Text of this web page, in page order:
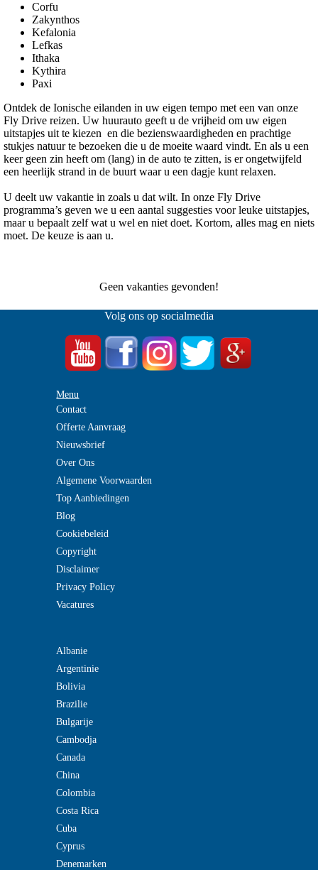
Corfu
Zakynthos
Kefalonia
Lefkas
Ithaka
Kythira
Paxi
Ontdek de Ionische eilanden in uw eigen tempo met een van onze
Fly Drive reizen. Uw huurauto geeft u de vrijheid om uw eigen
uitstapjes uit te kiezen en die bezienswaardigheden en prachtige
stukjes natuur te bezoeken die u de moeite waard vindt. En als u een
keer geen zin heeft om (lang) in de auto te zitten, is er ongetwijfeld
een heerlijk strand in de buurt waar u een dagje kunt relaxen.
U deelt uw vakantie in zoals u dat wilt. In onze Fly Drive
programma’s geven we u een aantal suggesties voor leuke uitstapjes,
maar u bepaalt zelf wat u wel en niet doet. Kortom, alles mag en niets
moet. De keuze is aan u.
Geen vakanties gevonden!
Volg ons op socialmedia
Menu
Contact
Offerte Aanvraag
Nieuwsbrief
Over Ons
Algemene Voorwaarden
Top Aanbiedingen
Blog
Cookiebeleid
Copyright
Disclaimer
Privacy Policy
Vacatures
Albanie
Argentinie
Bolivia
Brazilie
Bulgarije
Cambodja
Canada
China
Colombia
Costa Rica
Cuba
Cyprus
Denemarken